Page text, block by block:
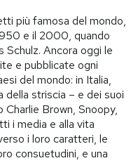
più famosa del mondo,
e il 2000, quando
Schulz. Ancora oggi le
e pubblicate ogni
del mondo: in Italia,
della striscia – e dei suoi
Brown, Snoopy,
i media e alla vita
i loro caratteri, le
consuetudini, e una